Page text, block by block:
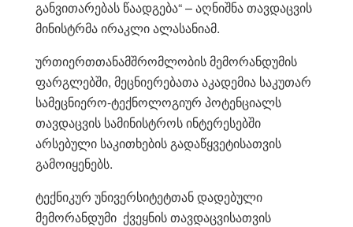
განვითარებას წაადგება“ – აღნიშნა თავდაცვის
მინისტრმა ირაკლი ალასანიამ.
ურთიერთთანამშრომლობის მემორანდუმის
ფარგლებში, მეცნიერებათა აკადემია საკუთარ
სამეცნიერო-ტექნოლოგიურ პოტენციალს
თავდაცვის სამინისტროს ინტერესებში
არსებული საკითხების გადაწყვეტისათვის
გამოიყენებს.
ტექნიკურ უნივერსიტეტთან დადებული
მემორანდუმი ქვეყნის თავდაცვისათვის